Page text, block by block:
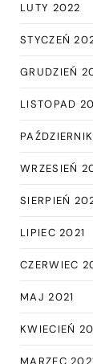
LUTY 2022
STYCZEŃ
GRUDZIEŃ
LISTOPAD
WRZESIEŃ
SIERPIEŃ
LIPIEC 2021
CZERWIEC
MAJ 2021
KWIECIEŃ